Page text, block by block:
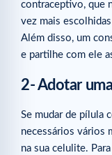
contraceptivo, que
vez mais
Além disso, um
e partilhe com ele
2- Adotar
Se mudar de pílula
necessários vários
na sua celulite.